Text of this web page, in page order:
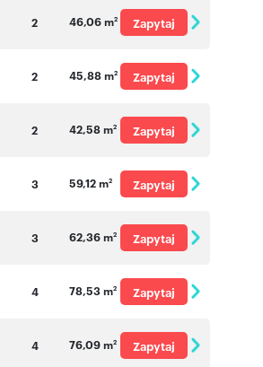
2 46,06 m2
Zapytaj
2 45,88 m2
Zapytaj
2 42,58 m2
Zapytaj
3 59,12 m2
Zapytaj
3 62,36 m2
Zapytaj
4 78,53 m2
Zapytaj
4 76,09 m2
Zapytaj